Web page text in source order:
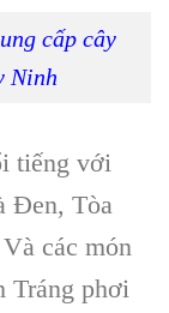
cấp cây
Ninh
tiếng với
Đen, Tòa
các món
Tráng phơi